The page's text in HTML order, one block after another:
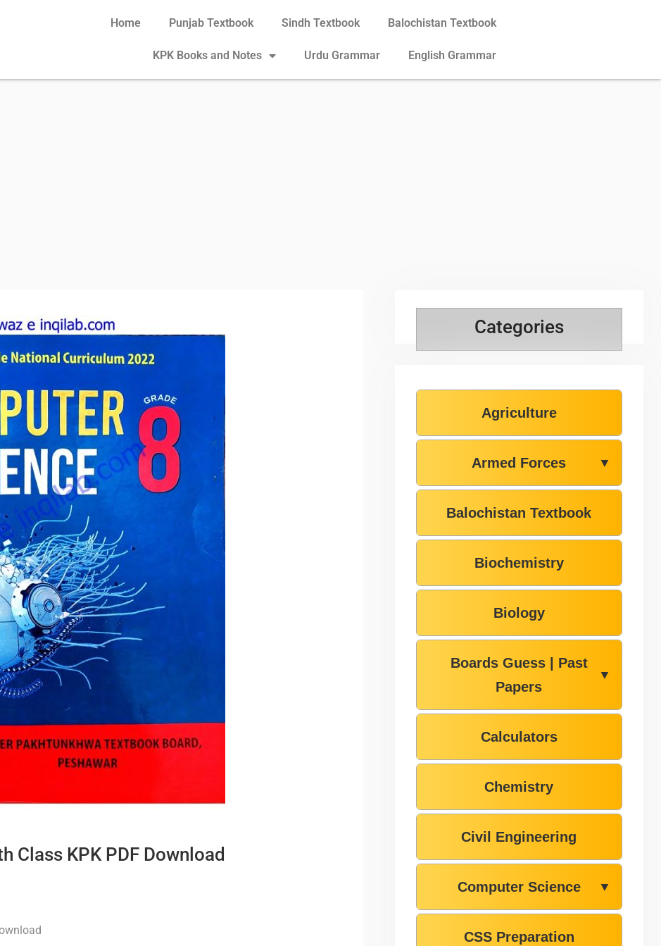
Home Punjab Textbook Sindh Textbook Balochistan Textbook
KPK Books and Notes Urdu Grammar English Grammar
Class KPK PDF Download
Categories
Agriculture
Armed Forces ▼
Balochistan Textbook
Biochemistry
Biology
Boards Guess | Past
Papers
▼
Calculators
Chemistry
Civil Engineering
Computer Science ▼
CSS Preparation